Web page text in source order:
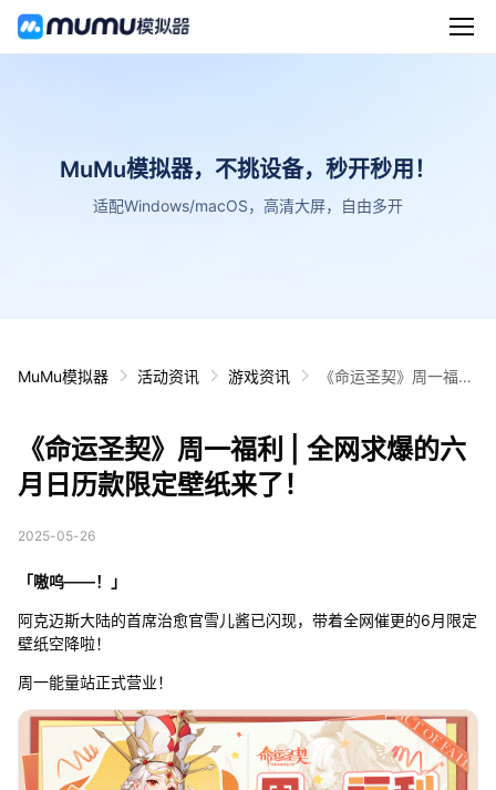
MuMu模拟器，不挑设备，秒开秒用！
适配Windows/macOS，高清大屏，自由多开
MuMu模拟器 活动资讯 游戏资讯
《命运圣契》周一福利
《命运圣契》周一福利 | 全网求爆的六
月日历款限定壁纸来了！
2025-05-26
「嗷呜——！」
阿克迈斯大陆的首席治愈官雪儿酱已闪现，带着全网催更的6月限定
壁纸空降啦！
周一能量站正式营业！